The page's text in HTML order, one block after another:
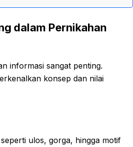
dalam Pernikahan
informasi sangat penting.
konsep dan nilai
ulos, gorga, hingga motif